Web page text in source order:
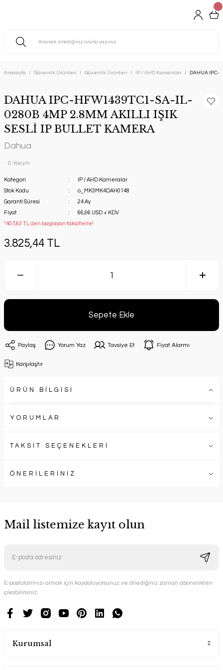
Anasayfa Güvenlik Ürünleri Güvenlik Ürünleri IP / AHD Kameralar DAHUA IPC-
DAHUA IPC-HFW1439TC1-SA-IL-
0280B 4MP 2.8MM AKILLI IŞIK
SESLİ IP BULLET KAMERA
Dahua
0 Yorum
Kategori
IP / AHD Kameralar
Stok Kodu
o_MK3MK4DAH0148
Garanti Süresi
24 Ay
Fiyat
66,96 USD + KDV
*407,63 TL den başlayan taksitlerle!
3.825,44 TL
Sepete Ekle
Paylaş Yorum Yaz Tavsiye Et Fiyat Alarmı
Karşılaştır
ÜRÜN BİLGİSİ
YORUMLAR
TAKSİT SEÇENEKLERİ
ÖNERİLERİNİZ
Mail listemize kayıt olun
E-postalarımızı almak için kaydoluyorsunuz ve dilediğiniz zaman abonelikten
çıkabilirsiniz.
Kurumsal